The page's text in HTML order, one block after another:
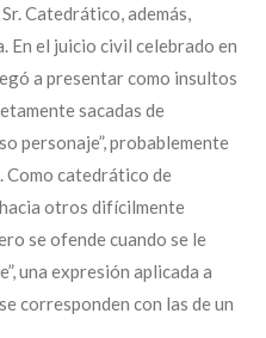
Catedrático, además,
En el juicio civil celebrado en
a presentar como insultos
sacadas de
personaje”, probablemente
Como catedrático de
otros difícilmente
se ofende cuando se le
una expresión aplicada a
corresponden con las de un